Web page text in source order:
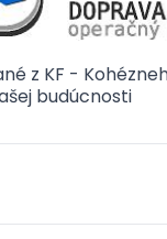
z KF -
budúcnosti